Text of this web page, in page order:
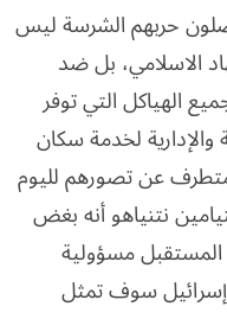
حربهم الشرسة ليس
الاسلامي، بل ضد
الهياكل التي توفر
لخدمة سكان
عن تصورهم لليوم
نتنياهو أنه بغض
مسؤولية
سوف تمثل